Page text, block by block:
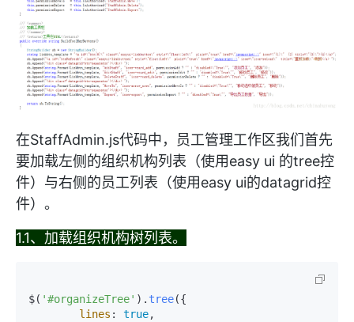
在StaffAdmin.js代码中，员工管理工作区我们首先
要加载左侧的组织机构列表（使用easy ui 的tree控
件）与右侧的员工列表（使用easy ui的datagrid控
件）。
1.1、加载组织机构树列表。
$( '#organizeTree' ). tree({
lines : true,